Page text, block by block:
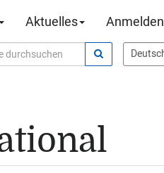
Aktuelles Anmelden